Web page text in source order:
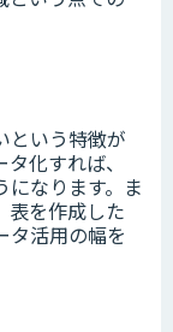
という特徴が
化すれば、
なります。ま
表を作成した
タ活用の幅を